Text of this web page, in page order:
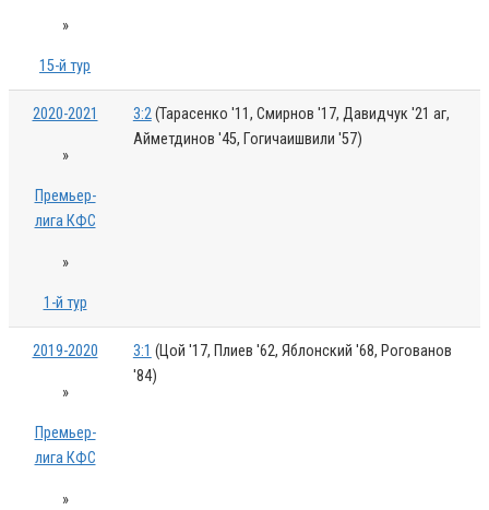
»
15-й тур
2020-2021
»
Премьер-
лига КФС
»
1-й тур
3:2(Тарасенко '11, Смирнов '17, Давидчук '21 аг,
Айметдинов '45, Гогичаишвили '57)
2019-2020
»
Премьер-
лига КФС
»
3:1 (Цой '17, Плиев '62, Яблонский '68, Рогованов
'84)